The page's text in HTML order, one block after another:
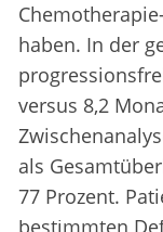
haben. In der
versus 8,2
als
77 Prozent.